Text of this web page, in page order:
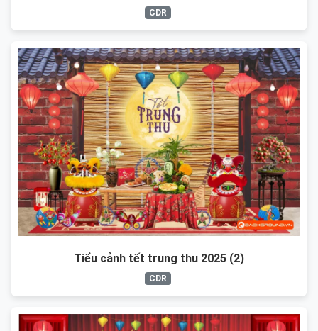
CDR
Tiểu cảnh tết trung thu 2025 (2)
CDR